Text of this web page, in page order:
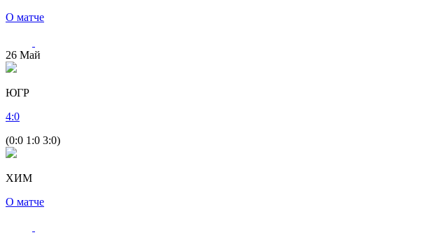
О матче
26 Май
ЮГР
4:0
(0:0 1:0 3:0)
ХИМ
О матче